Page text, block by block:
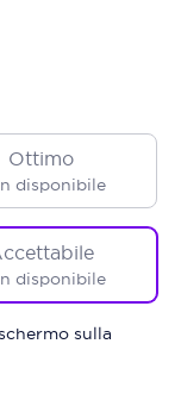
Ottimo
disponibile
disponibile
sulla